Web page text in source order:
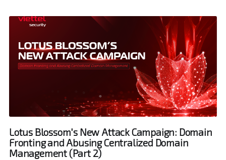
could execute the
Lotus Blossom's New Attack Campaign: Domain
Fronting and Abusing Centralized Domain
Management (Part 2)